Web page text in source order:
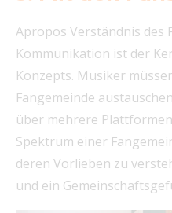
Apropos Verständnis des
Kommunikation ist der
Konzepts. Musiker
Fangemeinde
über mehrere
Spektrum einer
deren Vorlieben zu
und ein